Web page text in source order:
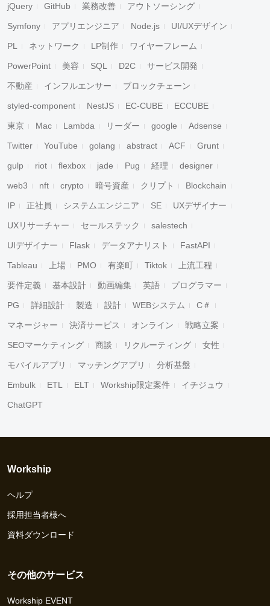
jQuery GitHub 業務改善 アウトソーシング
Symfony アプリエンジニア Node.js UI/UXデザイン
PL ネットワーク LP制作 ワイヤーフレーム
PowerPoint 美容 SQL D2C サービス開発
不動産 インフルエンサー ブロックチェーン
styled-component NestJS EC-CUBE ECCUBE
東京 Mac Lambda リーダー google Adsense
Twitter YouTube golang abstract ACF Grunt
gulp riot flexbox jade Pug 経理 designer
web3 nft crypto 暗号資産 クリプト Blockchain
IP 正社員 システムエンジニア SE UXデザイナー
UXリサーチャー セールステック salestech
UIデザイナー Flask データアナリスト FastAPI
Tableau 上場 PMO 有楽町 Tiktok 上流工程
要件定義 基本設計 動画編集 英語 プログラマー
PG 詳細設計 製造 設計 WEBシステム C＃
マネージャー 決済サービス オンライン 戦略立案
SEOマーケティング 商談 リクルーティング 女性
モバイルアプリ マッチングアプリ 分析基盤
Embulk ETL ELT Workship限定案件 イチジュウ
ChatGPT
Workship
ヘルプ
採用担当者様へ
資料ダウンロード
その他のサービス
Workship EVENT